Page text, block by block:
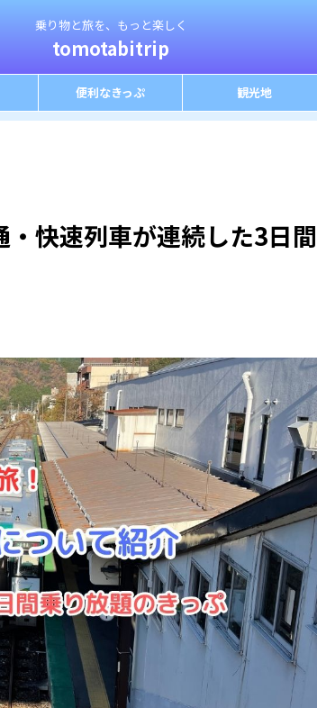
乗り物と旅を、もっと楽しく
tomotabitrip
便利なきっぷ 観光地
・快速列車が連続した3日間